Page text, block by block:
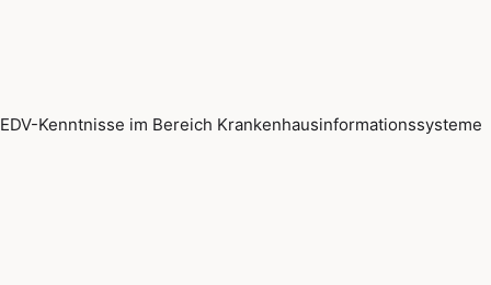
EDV-Kenntnisse im Bereich Krankenhausinformationssysteme